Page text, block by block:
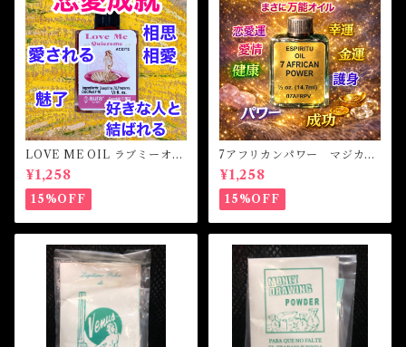
LOVE ME OIL ラブミーオイ
ル -相思相愛・愛される-
¥1,258
15%OFF
7アフリカンパワー マジカル
オイル・魔女オイル 7AFRI
CAN POWERS Magical Oil
¥1,258
15%OFF